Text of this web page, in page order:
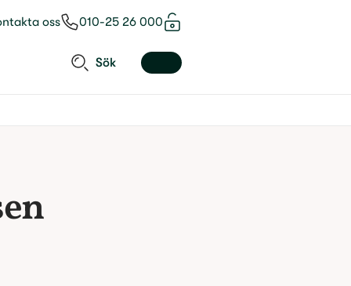
oss 010-25 26 000
Sök